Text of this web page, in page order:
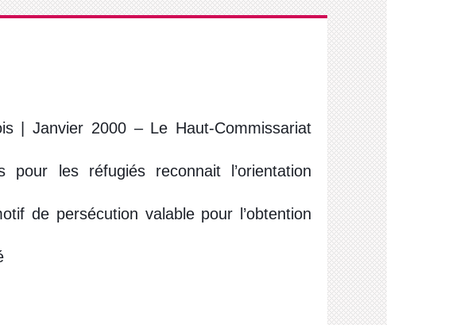
| Janvier 2000 – Le Haut-Commissariat
pour les réfugiés reconnait l’orientation
de persécution valable pour l’obtention